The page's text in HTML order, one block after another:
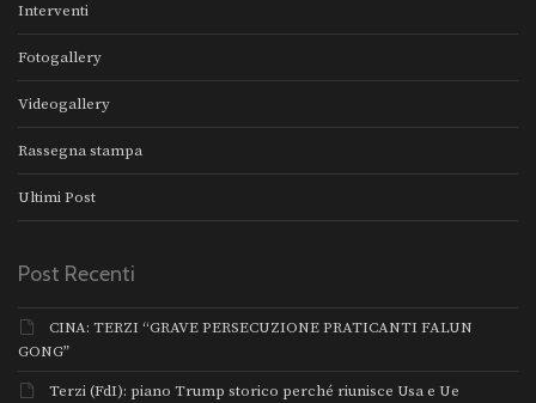
Interventi
Fotogallery
Videogallery
Rassegna stampa
Ultimi Post
Post Recenti
CINA: TERZI “GRAVE PERSECUZIONE PRATICANTI FALUN
GONG”
Terzi (FdI): piano Trump storico perché riunisce Usa e Ue